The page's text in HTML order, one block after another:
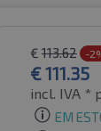
€ 113.62 -
€111.35
incl. IVA *
EM